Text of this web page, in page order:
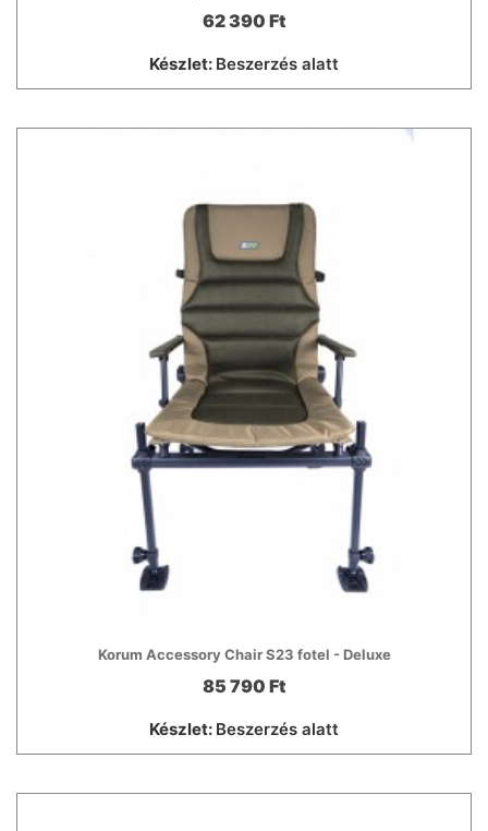
62 390 Ft
Készlet: Beszerzés alatt
Korum Accessory Chair S23 fotel - Deluxe
85 790 Ft
Készlet: Beszerzés alatt